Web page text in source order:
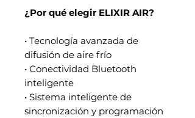
¿Por qué elegir ELIXIR AIR?
• Tecnología avanzada de
difusión de aire frío
• Conectividad Bluetooth
inteligente
• Sistema inteligente de
sincronización y programación